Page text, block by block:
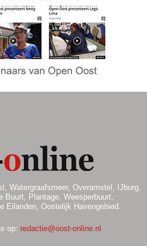
Watergraafsmeer, Overamstel, IJburg,
Buurt, Plantage, Weesperbuurt,
Eilanden, Oostelijk Havengebied.
op: redactie@oost-online.nl